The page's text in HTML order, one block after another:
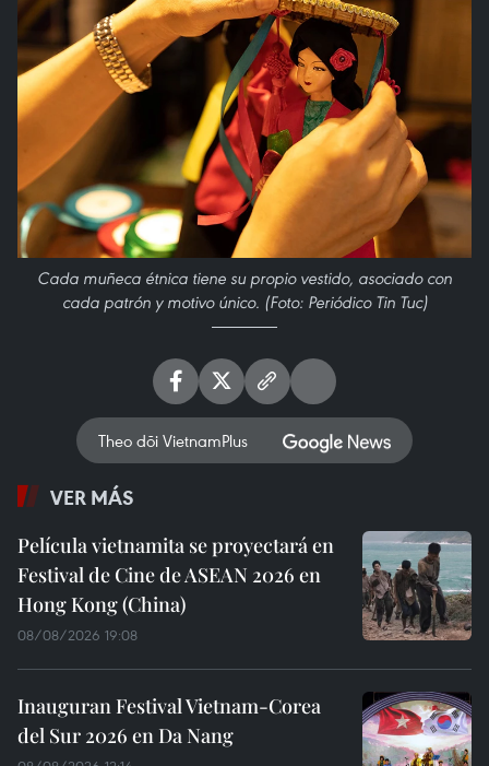
Cada muñeca étnica tiene su propio vestido, asociado con
cada patrón y motivo único. (Foto: Periódico Tin Tuc)
Theo dõi VietnamPlus
VER MÁS
Película vietnamita se proyectará en
Festival de Cine de ASEAN 2026 en
Hong Kong (China)
08/08/2026 19:08
Inauguran Festival Vietnam-Corea
del Sur 2026 en Da Nang